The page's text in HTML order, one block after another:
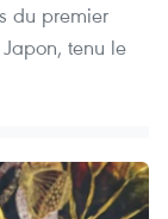
du premier
tenu le